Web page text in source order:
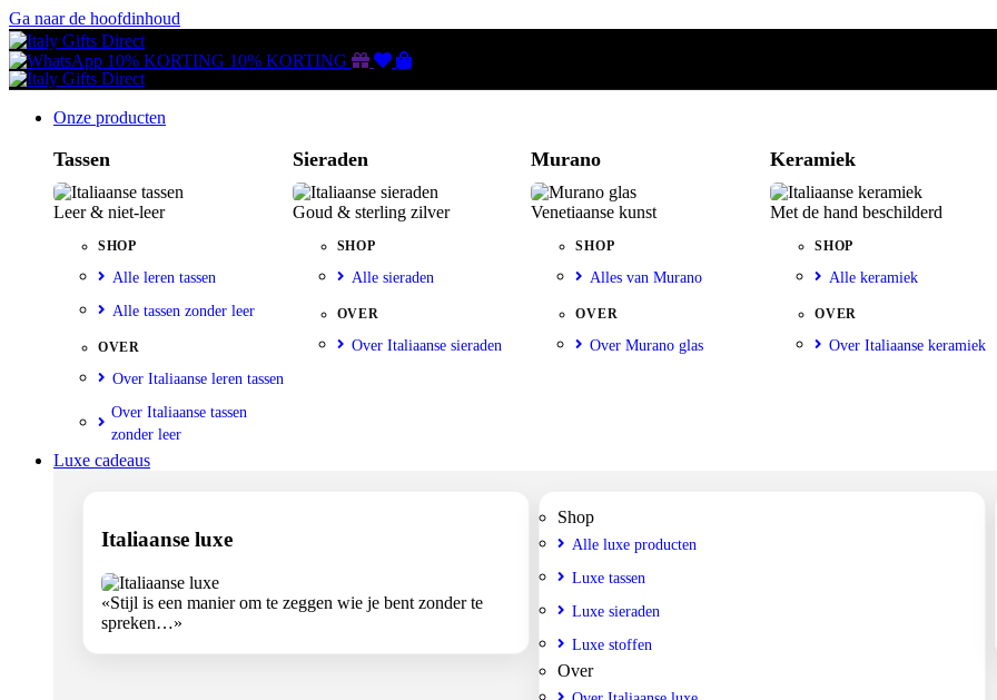
Ga naar de hoofdinhoud
10% KORTING 10% KORTING Gutscheine
Wunschliste
Warenkorb
Onze producten
Tassen
Leer & niet-leer
SHOP
Alle leren tassen
Alle tassen zonder leer
OVER
Over Italiaanse leren tassen
Over Italiaanse tassen
zonder leer
Sieraden
Goud & sterling zilver
SHOP
Alle sieraden
OVER
Over Italiaanse sieraden
Murano
Venetiaanse kunst
SHOP
Alles van Murano
OVER
Over Murano glas
Keramiek
Met de hand beschilderd
SHOP
Alle keramiek
OVER
Over Italiaanse keramiek
Luxe cadeaus
Italiaanse luxe
«Stijl is een manier om te zeggen wie je bent zonder te
spreken…»
Shop
Alle luxe producten
Luxe tassen
Luxe sieraden
Luxe stoffen
Over